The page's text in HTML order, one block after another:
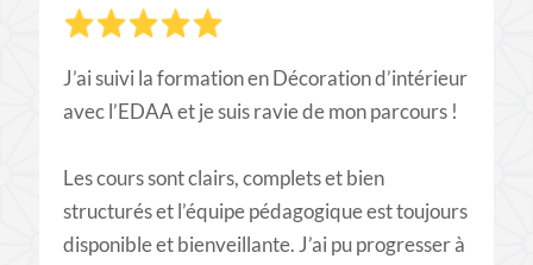
J’ai suivi la formation en Décoration d’intérieur
avec l’EDAA et je suis ravie de mon parcours !
Les cours sont clairs, complets et bien
structurés et l’équipe pédagogique est toujours
disponible et bienveillante. J’ai pu progresser à